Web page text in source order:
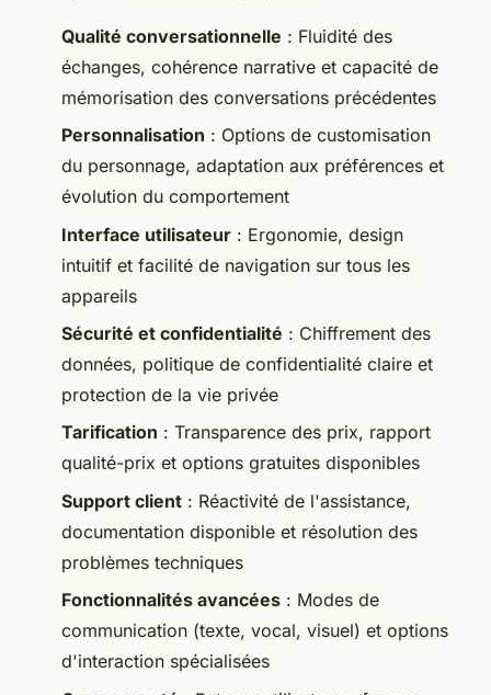
Qualité conversationnelle : Fluidité des
échanges, cohérence narrative et capacité de
mémorisation des conversations précédentes
Personnalisation : Options de customisation
du personnage, adaptation aux préférences et
évolution du comportement
Interface utilisateur : Ergonomie, design
intuitif et facilité de navigation sur tous les
appareils
Sécurité et confidentialité : Chiffrement des
données, politique de confidentialité claire et
protection de la vie privée
Tarification : Transparence des prix, rapport
qualité-prix et options gratuites disponibles
Support client : Réactivité de l'assistance,
documentation disponible et résolution des
problèmes techniques
Fonctionnalités avancées : Modes de
communication (texte, vocal, visuel) et options
d'interaction spécialisées